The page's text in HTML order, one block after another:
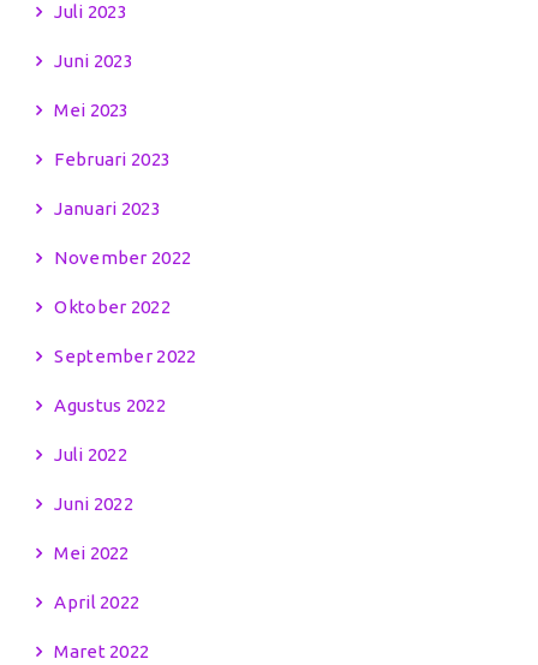
Juli 2023
Juni 2023
Mei 2023
Februari 2023
Januari 2023
November 2022
Oktober 2022
September 2022
Agustus 2022
Juli 2022
Juni 2022
Mei 2022
April 2022
Maret 2022